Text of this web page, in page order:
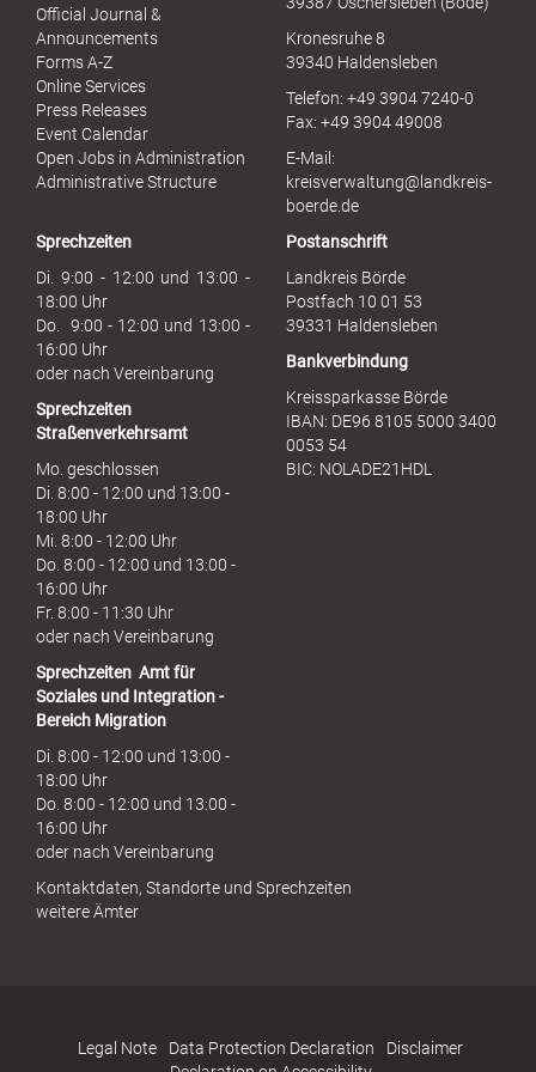
u
h
Official Journal &
Announcements
Forms A-Z
Online Services
Press Releases
Event Calendar
Open Jobs in Administration
Administrative Structure
Kronesruhe 8
39340 Haldensleben
Telefon: +49 3904 7240-0
Fax: +49 3904 49008
E-Mail:
kreisverwaltung@landkreis-
boerde.de
Sprechzeiten
Di. 9:00 - 12:00 und 13:00 -
18:00 Uhr
Do. 9:00 - 12:00 und 13:00 -
16:00 Uhr
oder nach Vereinbarung
Sprechzeiten
Straßenverkehrsamt
Mo. geschlossen
Di. 8:00 - 12:00 und 13:00 -
18:00 Uhr
Mi. 8:00 - 12:00 Uhr
Do. 8:00 - 12:00 und 13:00 -
16:00 Uhr
Fr. 8:00 - 11:30 Uhr
oder nach Vereinbarung
Sprechzeiten Amt für
Soziales und Integration -
Bereich Migration
Di. 8:00 - 12:00 und 13:00 -
18:00 Uhr
Do. 8:00 - 12:00 und 13:00 -
16:00 Uhr
oder nach Vereinbarung
Postanschrift
Landkreis Börde
Postfach 10 01 53
39331 Haldensleben
Bankverbindung
Kreissparkasse Börde
IBAN: DE96 8105 5000 3400
0053 54
BIC: NOLADE21HDL
Kontaktdaten, Standorte und Sprechzeiten
weitere Ämter
Legal Note Data Protection Declaration
Disclaimer